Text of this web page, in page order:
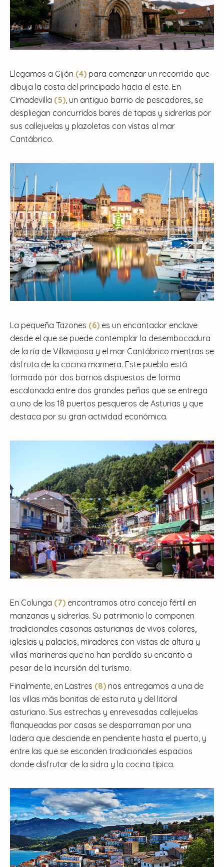
Llegamos a Gijón (4) para comenzar un recorrido que
dibuja la costa del principado hacia el este. En
Cimadevilla (5), un antiguo barrio de pescadores, se
despliegan concurridos bares de tapas y sidrerías por
sus callejuelas y plazoletas con vistas al mar
Cantábrico.
La pequeña Tazones (6) es un encantador enclave
desde el que se puede contemplar la desembocadura
de la ría de Villaviciosa y el mar Cantábrico mientras se
disfruta de la cocina marinera. Este pueblo está
formado por dos barrios dispuestos de forma
escalonada entre dos grandes peñas que se entrega
a uno de los 18 puertos pesqueros de Asturias y que
destaca por su gran actividad económica.
En Colunga (7) encontramos otro concejo fértil en
manzanas y sidrerías. Su patrimonio lo componen
tradicionales casonas asturianas de vivos colores,
iglesias y palacios, miradores con vistas de altura y
villas marineras que no han perdido su encanto a
pesar de la incursión del turismo.
Finalmente, en Lastres (8) nos entregamos a una de
las villas más bonitas de esta ruta y del litoral
asturiano. Sus estrechas y enrevesadas callejuelas
flanqueadas por casas se desparraman por una
ladera que desciende en pendiente hasta el puerto, y
entre las que se esconden tradicionales espacios
donde disfrutar de la sidra y la cocina típica.